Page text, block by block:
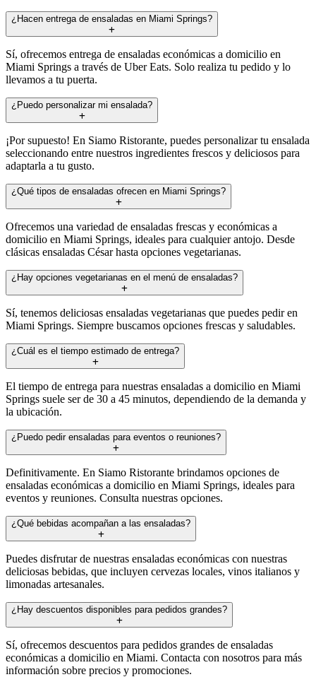
¿Hacen entrega de ensaladas en Miami Springs?
Sí, ofrecemos entrega de ensaladas económicas a domicilio en
Miami Springs a través de Uber Eats. Solo realiza tu pedido y lo
llevamos a tu puerta.
¿Puedo personalizar mi ensalada?
¡Por supuesto! En Siamo Ristorante, puedes personalizar tu ensalada
seleccionando entre nuestros ingredientes frescos y deliciosos para
adaptarla a tu gusto.
¿Qué tipos de ensaladas ofrecen en Miami Springs?
Ofrecemos una variedad de ensaladas frescas y económicas a
domicilio en Miami Springs, ideales para cualquier antojo. Desde
clásicas ensaladas César hasta opciones vegetarianas.
¿Hay opciones vegetarianas en el menú de ensaladas?
Sí, tenemos deliciosas ensaladas vegetarianas que puedes pedir en
Miami Springs. Siempre buscamos opciones frescas y saludables.
¿Cuál es el tiempo estimado de entrega?
El tiempo de entrega para nuestras ensaladas a domicilio en Miami
Springs suele ser de 30 a 45 minutos, dependiendo de la demanda y
la ubicación.
¿Puedo pedir ensaladas para eventos o reuniones?
Definitivamente. En Siamo Ristorante brindamos opciones de
ensaladas económicas a domicilio en Miami Springs, ideales para
eventos y reuniones. Consulta nuestras opciones.
¿Qué bebidas acompañan a las ensaladas?
Puedes disfrutar de nuestras ensaladas económicas con nuestras
deliciosas bebidas, que incluyen cervezas locales, vinos italianos y
limonadas artesanales.
¿Hay descuentos disponibles para pedidos grandes?
Sí, ofrecemos descuentos para pedidos grandes de ensaladas
económicas a domicilio en Miami. Contacta con nosotros para más
información sobre precios y promociones.